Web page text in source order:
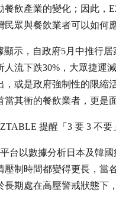
餐飲產業的變化；因此，
眾與餐飲業者可以如何應
顯示，自政府5月中推行
人流下跌30%，大眾捷運
，或是政府強制性的限縮
其衝的餐飲業者，更是
提醒「3 要 3 不要」
台以數據分析日本及韓
壓制時間都變得更長，當
長期處在高壓警戒狀態下